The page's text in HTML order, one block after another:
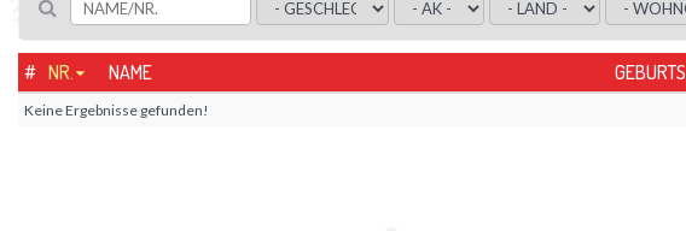
# NR. NAME
Keine Ergebnisse gefunden!